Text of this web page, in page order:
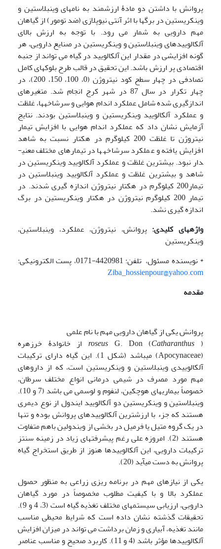
پروانش با داشتن دو مادۀ ارزشمند به نامهای وینبلاستین و
وینکریستین در برگها با اثر آنتی نیوپلازی (ضد تومور) از گیاهان
مهم دارویی به شمار می رود. با توجه به ارزش بالای
آلکالوییدهای وینبلاستین و وینکریستین در صنایع دارویی، هر
گونه افزایشی در مقدار این آلکالویید در گیاه می تواند از جنبه
اقتصادی پر ارزش باشد. این تحقیق در قالب طرح بلوکهای کامل
تصادفی در چهار سطح کود نیتروژن (0، 100، 150، 200)، در
چهار تکرار در سال 87 در شهر کرج انجام شد. متغیرهای
اندازگیری شده شامل عملکرد اندام هوایی و سرشاخه­ها، غلظت
و عملکرد آلکالویید وینکریستین و وینبلاستین بودند. نتایج
آزمایش نشان داد که عملکرد اندام هوایی با افزایش تیمار
نیتروژن تا غلظت 200 کیلوگرم در هکتار نسبت به شاهد
افزایش یافته و عملکرد سرشاخه­ها در تیمارهای مختلف معنی­
دار نبود. بیشترین غلظت و عملکرد آلکالویید وینکریستین در
شاهد و بیشترین غلظت و عملکرد آلکالویید وینبلاستین در
تیمار200 کیلوگرم در هکتار نیتروژن اندازه گیری شدند. در
تیمار 200 کیلوگرم نیتروژن در هکتار وینکریستین در برگ
اندازه گیری نشد.
واژه­های کلیدی: پروانش، نیتروژن، عملکرد، وینبلاستین،
وینکریستین
* نویسنده مسئول، تلفن: 4420981-0171، پست الکترونیکی:
Ziba_hossienpour@yahoo.com
مقدمه
پروانش یکی از گیاهان دارویی مهم با نام علمی
(
roseus G. Don (Catharanthus
از خانوادۀ خرزهره
(Apocynaceae) می­باشد (شکل 1). این گیاه دارای ترکیبات
آلکالوییدی وینبلاستین و وینکریستین است، که از داروهای
مهم مورد مصرف در شیمی درمانی انواع مختلف سرطان،
خصوصاً بیماریهای هوچکین، لنفوم و لوسمی می باشد (7 و 10).
وینبلاستین و وینکریستین دو آلکالویید ایندول از نوع دیمری
هستند که جزء با ارزش­ترین آلکالوییدهای پروانش بوده و تنها
در یک گروه متیل یا فرمیل در بخشی از ویندولین باهم متفاوت
هستند (2). امروزه علی رغم پیشرفتهای زیاد در زمینه سنتز
ترکیبات دارویی، این آلکالوییدها هنوز از طریق استخراج گیاه
پروانش به دست می­آید (20).
یکی از نیازهای مهم در برنامه ریزی زراعی به منظور حصول
عملکرد بالا و با کیفیت مطلوب مخصوصاً در مورد گیاهان
دارویی، ارزیابی سیستمهای مختلف تغذیه گیاه است (3، 4 و 9).
تحقیقات گذشته نشان داده است که شرایط محیطی مناسب
مانند تغذیه، آبیاری و زمان برداشت می تواند در میزان افزایش
آلکالوییدها مؤثر باشد (4 و 11). کاربرد صحیح و مناسب عناصر